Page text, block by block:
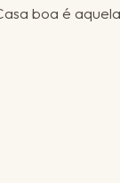
boa é